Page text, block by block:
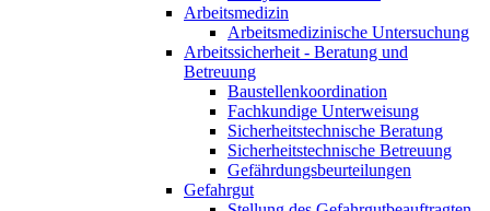
Arbeitsmedizin
Arbeitsmedizinische Untersuchung
Arbeitssicherheit - Beratung und
Betreuung
Baustellenkoordination
Fachkundige Unterweisung
Sicherheitstechnische Beratung
Sicherheitstechnische Betreuung
Gefährdungsbeurteilungen
Gefahrgut